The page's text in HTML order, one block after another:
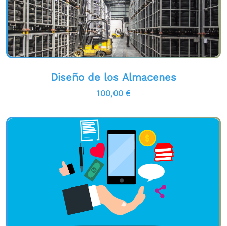
Diseño de los Almacenes
100,00 €